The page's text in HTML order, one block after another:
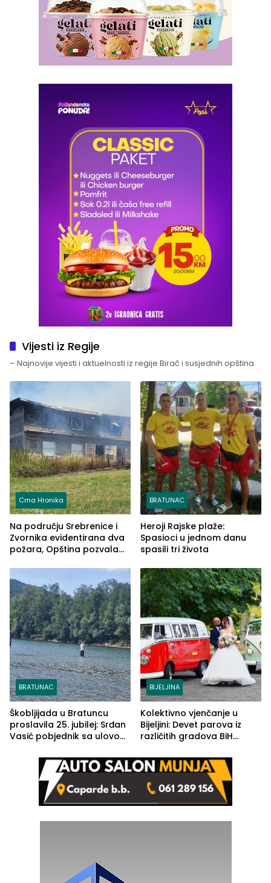
Vijesti iz Regije
– Najnovije vijesti i aktuelnosti iz regije Birač i susjednih opština.
Crna Hronika
Na području Srebrenice i
Zvornika evidentirana dva
požara, Opština pozvala
BRATUNAC
Heroji Rajske plaže:
Spasioci u jednom danu
spasili tri života
BRATUNAC
Škobljijada u Bratuncu
proslavila 25. jubilej: Srđan
Vasić pobjednik sa ulovom
BIJELJINA
Kolektivno vjenčanje u
Bijeljini: Devet parova iz
različitih gradova BiH